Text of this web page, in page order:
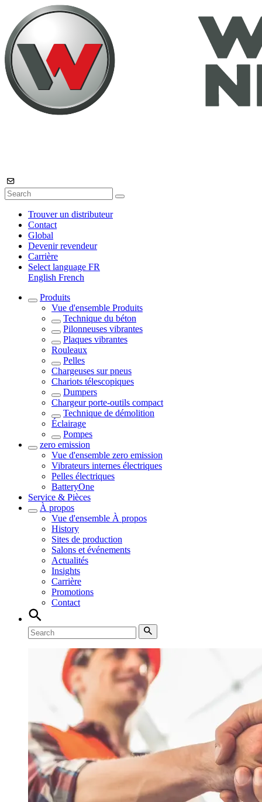
Trouver un distributeur
Contact
Global
Devenir revendeur
Carrière
Select language FR
English French
Produits
Vue d'ensemble Produits
Technique du béton
Pilonneuses vibrantes
Plaques vibrantes
Rouleaux
Pelles
Chargeuses sur pneus
Chariots télescopiques
Dumpers
Chargeur porte-outils compact
Technique de démolition
Éclairage
Pompes
zero emission
Vue d'ensemble zero emission
Vibrateurs internes électriques
Pelles électriques
BatteryOne
Service & Pièces
À propos
Vue d'ensemble À propos
History
Sites de production
Salons et événements
Actualités
Insights
Carrière
Promotions
Contact